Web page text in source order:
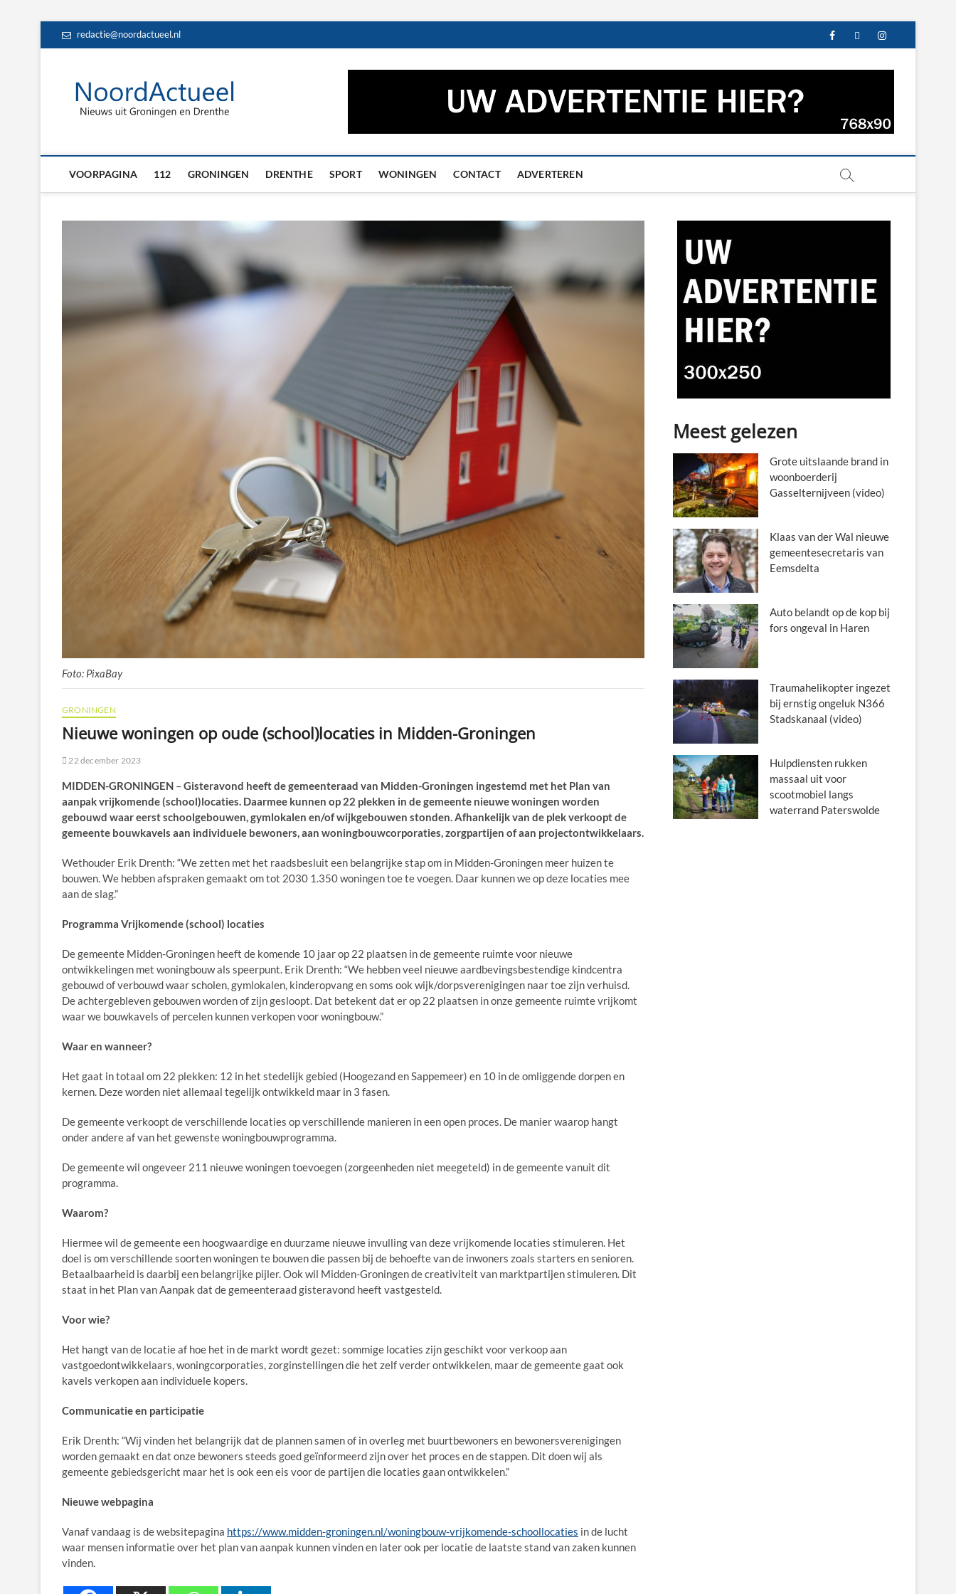
redactie@noordactueel.nl facebooktwitterinstagram
NoordActueel – Het laatste nieuws uit Groningen en
VOORPAGINA 112 GRONINGEN DRENTHE SPORT WONINGEN CONTACT ADVERTEREN
Foto: PixaBay
GRONINGEN
Nieuwe woningen op oude (school)locaties in Midden-Groningen
22 december 2023
MIDDEN-GRONINGEN –Gisteravond heeft de gemeenteraad van Midden-Groningen ingestemd met het Plan van
aanpak vrijkomende (school)locaties. Daarmee kunnen op 22 plekken in de gemeente nieuwe woningen worden
gebouwd waar eerst schoolgebouwen, gymlokalen en/of wijkgebouwen stonden. Afhankelijk van de plek verkoopt de
gemeente bouwkavels aan individuele bewoners, aan woningbouwcorporaties, zorgpartijen of aan projectontwikkelaars.
Wethouder Erik Drenth: “We zetten met het raadsbesluit een belangrijke stap om in Midden-Groningen meer huizen te
bouwen. We hebben afspraken gemaakt om tot 2030 1.350 woningen toe te voegen. Daar kunnen we op deze locaties mee
aan de slag.”
Programma Vrijkomende (school) locaties
De gemeente Midden-Groningen heeft de komende 10 jaar op 22 plaatsen in de gemeente ruimte voor nieuwe
ontwikkelingen met woningbouw als speerpunt. Erik Drenth: “We hebben veel nieuwe aardbevingsbestendige kindcentra
gebouwd of verbouwd waar scholen, gymlokalen, kinderopvang en soms ook wijk/dorpsverenigingen naar toe zijn verhuisd.
De achtergebleven gebouwen worden of zijn gesloopt. Dat betekent dat er op 22 plaatsen in onze gemeente ruimte vrijkomt
waar we bouwkavels of percelen kunnen verkopen voor woningbouw.”
Waar en wanneer?
Het gaat in totaal om 22 plekken: 12 in het stedelijk gebied (Hoogezand en Sappemeer) en 10 in de omliggende dorpen en
kernen. Deze worden niet allemaal tegelijk ontwikkeld maar in 3 fasen.
De gemeente verkoopt de verschillende locaties op verschillende manieren in een open proces. De manier waarop hangt
onder andere af van het gewenste woningbouwprogramma.
De gemeente wil ongeveer 211 nieuwe woningen toevoegen (zorgeenheden niet meegeteld) in de gemeente vanuit dit
programma.
Waarom?
Hiermee wil de gemeente een hoogwaardige en duurzame nieuwe invulling van deze vrijkomende locaties stimuleren. Het
doel is om verschillende soorten woningen te bouwen die passen bij de behoefte van de inwoners zoals starters en senioren.
Betaalbaarheid is daarbij een belangrijke pijler. Ook wil Midden-Groningen de creativiteit van marktpartijen stimuleren. Dit
staat in het Plan van Aanpak dat de gemeenteraad gisteravond heeft vastgesteld.
Voor wie?
Het hangt van de locatie af hoe het in de markt wordt gezet: sommige locaties zijn geschikt voor verkoop aan
vastgoedontwikkelaars, woningcorporaties, zorginstellingen die het zelf verder ontwikkelen, maar de gemeente gaat ook
kavels verkopen aan individuele kopers.
Communicatie en participatie
Erik Drenth: “Wij vinden het belangrijk dat de plannen samen of in overleg met buurtbewoners en bewonersverenigingen
worden gemaakt en dat onze bewoners steeds goed geïnformeerd zijn over het proces en de stappen. Dit doen wij als
gemeente gebiedsgericht maar het is ook een eis voor de partijen die locaties gaan ontwikkelen.”
Nieuwe webpagina
Vanaf vandaag is de websitepagina https://www.midden-groningen.nl/woningbouw-vrijkomende-schoollocaties in de lucht
waar mensen informatie over het plan van aanpak kunnen vinden en later ook per locatie de laatste stand van zaken kunnen
vinden.
Meest gelezen
Grote uitslaande brand in
woonboerderij
Gasselternijveen (video)
Klaas van der Wal nieuwe
gemeentesecretaris van
Eemsdelta
Auto belandt op de kop bij
fors ongeval in Haren
Traumahelikopter ingezet
bij ernstig ongeluk N366
Stadskanaal (video)
Hulpdiensten rukken
massaal uit voor
scootmobiel langs
waterrand Paterswolde